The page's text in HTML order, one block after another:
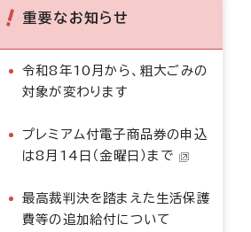
重要なお知らせ
令和8年10月から、粗大ごみの
対象が変わります
プレミアム付電子商品券の申込
は8月14日（金曜日）まで
最高裁判決を踏まえた生活保護
費等の追加給付について